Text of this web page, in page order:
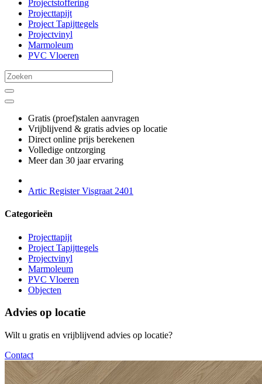
Projectstoffering
Projecttapijt
Project Tapijttegels
Projectvinyl
Marmoleum
PVC Vloeren
Gratis (proef)stalen aanvragen
Vrijblijvend & gratis advies op locatie
Direct online prijs berekenen
Volledige ontzorging
Meer dan 30 jaar ervaring
Artic Register Visgraat 2401
Categorieën
Projecttapijt
Project Tapijttegels
Projectvinyl
Marmoleum
PVC Vloeren
Objecten
Advies op locatie
Wilt u gratis en vrijblijvend advies op locatie?
Contact